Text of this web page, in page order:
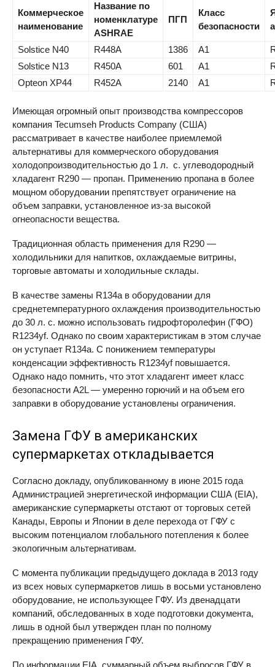
Коммерческое
наименование
Название по
номенклатуре
ASHRAE
ПГП
Класс
безопасности
Solstice N40 R448A 1386 A1
Solstice N13
R450A 601 A1
Opteon XP44
R452A 2140 A1
Имеющая огромный опыт производства компрессоров
компания Tecumseh Products Company (США)
рассматривает в качестве наиболее приемлемой
альтернативы для коммерческого оборудования
холодопроизводительностью до 1 л. с. углеводородный
хладагент R290 — пропан. Применению пропана в более
мощном оборудовании препятствует ограничение на
объем заправки, установленное из-за высокой
огнеопасности вещества.
Традиционная область применения для R290 —
холодильники для напитков, охлаждаемые витрины,
торговые автоматы и холодильные склады.
В качестве замены R134a в оборудовании для
среднетемпературного охлаждения производительностью
до 30 л. с. можно использовать гидрофторолефин (ГФО)
R1234yf. Однако по своим характеристикам в этом случае
он уступает R134a. С понижением температуры
конденсации эффективность R1234yf повышается.
Однако надо помнить, что этот хладагент имеет класс
безопасности A2L — умеренно горючий и на объем его
заправки в оборудование установлены ограничения.
Замена ГФУ в американских
супермаркетах откладывается
Согласно докладу, опубликованному в июне 2015 года
Администрацией энергетической информации США (EIA),
американские супермаркеты отстают от торговых сетей
Канады, Европы и Японии в деле перехода от ГФУ с
высоким потенциалом глобального потепления к более
экологичным альтернативам.
С момента публикации предыдущего доклада в 2013 году
из всех новых супермаркетов лишь в восьми установлено
оборудование, не использующее ГФУ. Из двенадцати
компаний, обследованных в ходе подготовки документа,
лишь в одной был утвержден план по полному
прекращению применения ГФУ.